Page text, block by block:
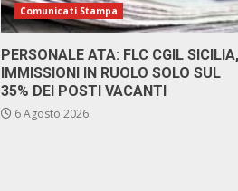
Comunicati Stampa
PERSONALE ATA: FLC CGIL SICILIA,
IMMISSIONI IN RUOLO SOLO SUL
35% DEI POSTI VACANTI
6 Agosto 2026